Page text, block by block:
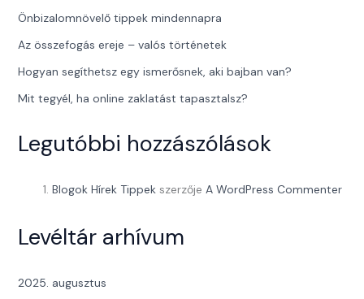
Önbizalomnövelő tippek mindennapra
Az összefogás ereje – valós történetek
Hogyan segíthetsz egy ismerősnek, aki bajban van?
Mit tegyél, ha online zaklatást tapasztalsz?
Legutóbbi hozzászólások
Blogok Hírek Tippekszerzője A WordPress Commenter
Levéltár arhívum
2025. augusztus